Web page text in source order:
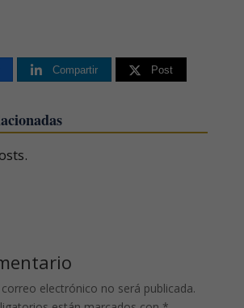
Compartir Post
electrónico no será publicada.